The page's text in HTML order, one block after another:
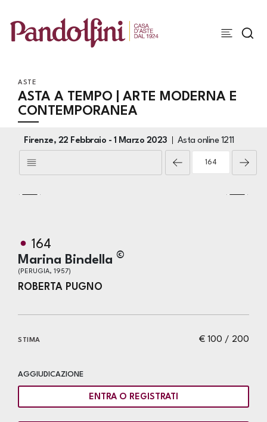
ASTE
ASTA A TEMPO | ARTE MODERNA E
CONTEMPORANEA
Firenze, 22 Febbraio - 1 Marzo 2023 Asta online 1211
164
Marina Bindella ©
(PERUGIA, 1957)
ROBERTA PUGNO
€ 100 / 200
STIMA
AGGIUDICAZIONE
ENTRA O REGISTRATI